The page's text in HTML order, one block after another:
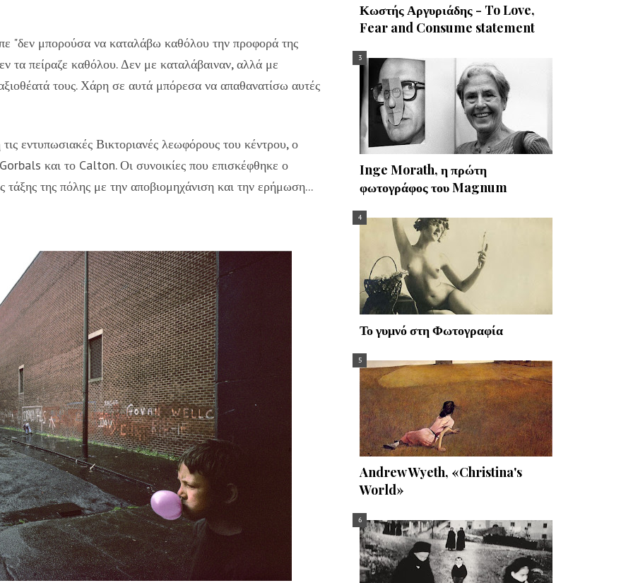
"δεν μπορούσα να καταλάβω καθόλου την προφορά της
τα πείραζε καθόλου. Δεν με καταλάβαιναν, αλλά με
τους. Χάρη σε αυτά μπόρεσα να απαθανατίσω αυτές
εντυπωσιακές Βικτοριανές λεωφόρους του κέντρου, ο
και το Calton. Οι συνοικίες που επισκέφθηκε ο
της πόλης με την αποβιομηχάνιση και την ερήμωση...
Κωστής Αργυριάδης - To Love,
Fear and Consume statement
Inge Morath, η πρώτη
φωτογράφος του Magnum
Το γυμνό στη Φωτογραφία
Andrew Wyeth, «Christina's
World»